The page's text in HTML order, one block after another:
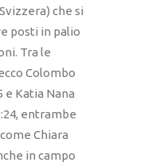
che si
posti in palio
Tra le
Colombo
e Katia Nana
entrambe
Chiara
in campo